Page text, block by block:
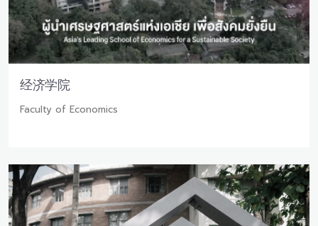
经济学院
Faculty of Economics